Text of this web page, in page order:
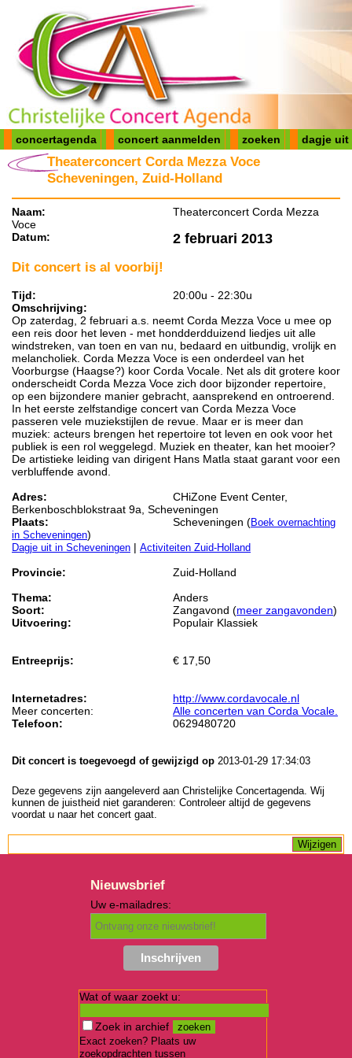
concertagenda concert aanmelden zoeken dagje uit
Theaterconcert Corda Mezza Voce
Scheveningen, Zuid-Holland
Naam:
Theaterconcert Corda Mezza
Voce
Datum:
2 februari 2013
Dit concert is al voorbij!
Tijd:
20:00u - 22:30u
Omschrijving:
Op zaterdag, 2 februari a.s. neemt Corda Mezza Voce u mee op
een reis door het leven - met hondderdduizend liedjes uit alle
windstreken, van toen en van nu, bedaard en uitbundig, vrolijk en
melancholiek. Corda Mezza Voce is een onderdeel van het
Voorburgse (Haagse?) koor Corda Vocale. Net als dit grotere koor
onderscheidt Corda Mezza Voce zich door bijzonder repertoire,
op een bijzondere manier gebracht, aansprekend en ontroerend.
In het eerste zelfstandige concert van Corda Mezza Voce
passeren vele muziekstijlen de revue. Maar er is meer dan
muziek: acteurs brengen het repertoire tot leven en ook voor het
publiek is een rol weggelegd. Muziek en theater, kan het mooier?
De artistieke leiding van dirigent Hans Matla staat garant voor een
verbluffende avond.
Adres:
CHiZone Event Center,
Berkenboschblokstraat 9a, Scheveningen
Plaats:
Scheveningen (Boek overnachting
in Scheveningen)
Dagje uit in Scheveningen | Activiteiten Zuid-Holland
Provincie:
Zuid-Holland
Thema:
Anders
Soort:
Zangavond (meer zangavonden)
Uitvoering:
Populair Klassiek
Entreeprijs: € 17,50
Internetadres:
http://www.cordavocale.nl
Meer concerten:
Alle concerten van Corda Vocale.
Telefoon:
0629480720
Dit concert is toegevoegd of gewijzigd op 2013-01-29 17:34:03
Deze gegevens zijn aangeleverd aan Christelijke Concertagenda. Wij
kunnen de juistheid niet garanderen: Controleer altijd de gegevens
voordat u naar het concert gaat.
Nieuwsbrief
Uw e-mailadres:
Wat of waar zoekt u:
Zoek in archief
Exact zoeken? Plaats uw
zoekopdrachten tussen